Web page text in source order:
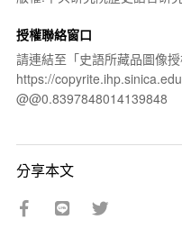
授權聯絡窗口
請連結至「史語所藏品圖像
https://
@@0.8397848014139848
分享本文